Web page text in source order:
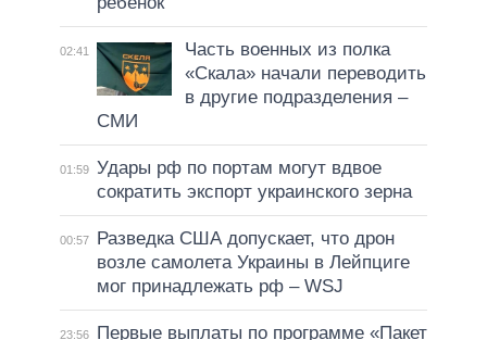
02:41
Часть военных из полка
«Скала» начали переводить
в другие подразделения –
СМИ
01:59 Удары рф по портам могут вдвое
сократить экспорт украинского зерна
00:57
Разведка США допускает, что дрон
возле самолета Украины в Лейпциге
мог принадлежать рф – WSJ
23:56
Первые выплаты по программе «Пакет